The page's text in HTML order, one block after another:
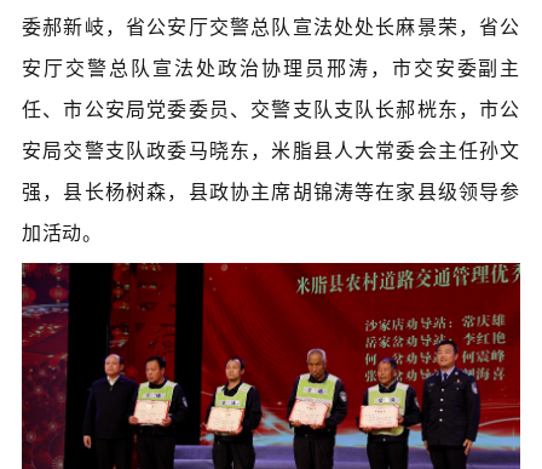
委郝新岐，省公安厅交警总队宣法处处长麻景荣，省公
安厅交警总队宣法处政治协理员邢涛，市交安委副主
任、市公安局党委委员、交警支队支队长郝桄东，市公
安局交警支队政委马晓东，米脂县人大常委会主任孙文
强，县长杨树森，县政协主席胡锦涛等在家县级领导参
加活动。